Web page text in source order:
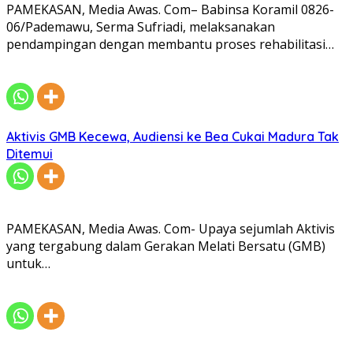
PAMEKASAN, Media Awas. Com– Babinsa Koramil 0826-
06/Pademawu, Serma Sufriadi, melaksanakan
pendampingan dengan membantu proses rehabilitasi…
Aktivis GMB Kecewa, Audiensi ke Bea Cukai Madura Tak
Ditemui
PAMEKASAN, Media Awas. Com- Upaya sejumlah Aktivis
yang tergabung dalam Gerakan Melati Bersatu (GMB)
untuk…